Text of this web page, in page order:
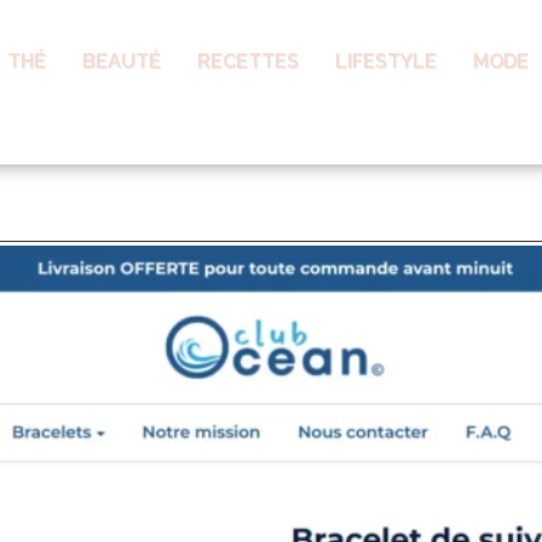
THÉ BEAUTÉ RECETTES LIFESTYLE
MODE
par GPS :